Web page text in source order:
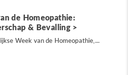
de Homeopathie:
& Bevalling
Week van de Homeopathie,...